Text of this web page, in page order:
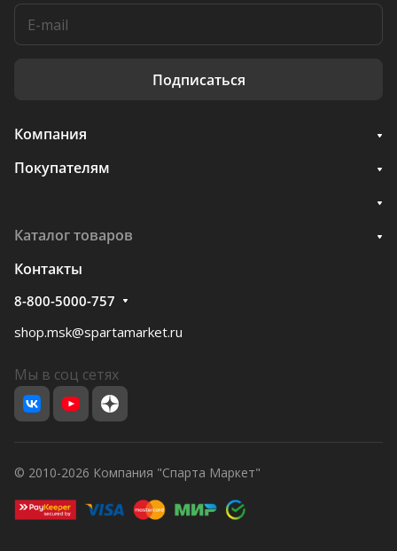
Подписаться
Компания
Покупателям
Каталог товаров
Контакты
8-800-5000-757
shop.msk@spartamarket.ru
Мы в соц сетях
© 2010-2026 Компания "Спарта Маркет"